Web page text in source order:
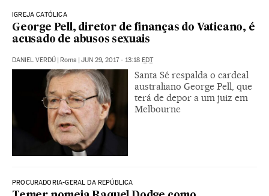
IGREJA CATÓLICA
George Pell, diretor de finanças do Vaticano, é
acusado de abusos sexuais
DANIEL VERDÚ | Roma | JUN 29, 2017 - 13:18 EDT
Santa Sé respalda o cardeal
australiano George Pell, que
terá de depor a um juiz em
Melbourne
PROCURADORIA-GERAL DA REPÚBLICA